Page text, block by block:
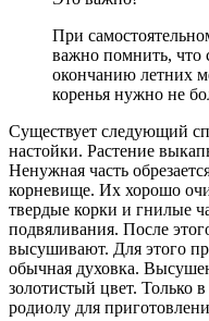
При
важно помнить, что
окончанию летних
коренья нужно не
Существует следующий
настойки. Растение
Ненужная часть
корневище. Их хорошо
твердые корки и гнилые
подвяливания. После
высушивают. Для этого
обычная духовка.
золотистый цвет. Только
родиолу для